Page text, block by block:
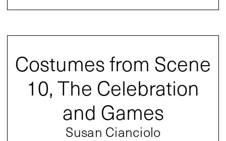
Costumes from Scene
10, The Celebration
and Games
Susan Cianciolo